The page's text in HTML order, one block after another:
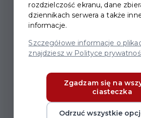
SPEKTAKL
wykonaniu aktorów z Mała
reżyserii Sławomira Kochanka!
Kto nie widział go ostatnio ma
poniedziałek.
A jeżeli już widzieliście – i tak
rozdzielczość ekranu, dane
dziennikach serwera a także
informacje.
Szczegółowe informacje o
znajdziesz w Polityce
Zgadzam się na
ciasteczka
Odrzuć wszystkie